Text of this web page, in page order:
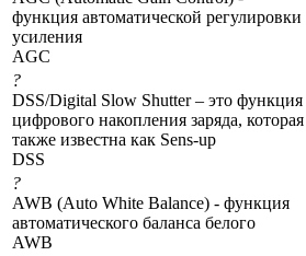
функция автоматической регулировки
усиления
AGC
?
DSS/Digital Slow Shutter – это функция
цифрового накопления заряда, которая
также известна как Sens-up
DSS
?
AWB (Auto White Balance) - функция
автоматического баланса белого
AWB